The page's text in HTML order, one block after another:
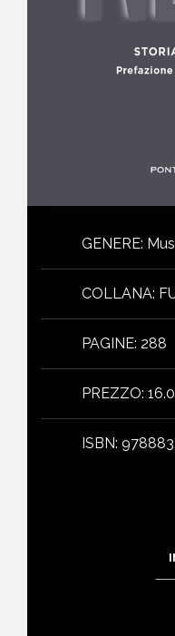
GENERE:
COLLANA:
PAGINE: 288
PREZZO:
ISBN: